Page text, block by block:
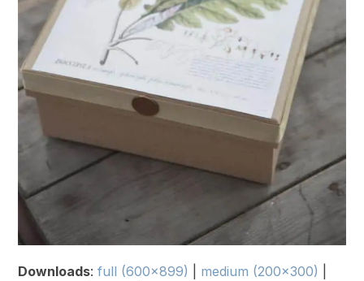
Downloads:full (600x899) medium (200x300)